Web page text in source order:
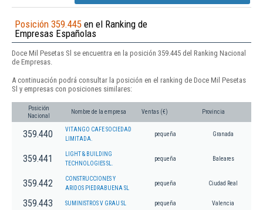
Posición 359.445 en el Ranking de
Empresas Españolas
Doce Mil Pesetas Sl se encuentra en la posición 359.445 del Ranking Nacional
de Empresas.
A continuación podrá consultar la posición en el ranking de Doce Mil Pesetas
Sl y empresas con posiciones similares:
Posición
Nacional
Nombre de la empresa Ventas (€) Provincia
359.440
VITANGO CAFE SOCIEDAD
LIMITADA.
pequeña Granada
359.441
LIGHT & BUILDING
TECHNOLOGIES SL.
pequeña Baleares
359.442
CONSTRUCCIONES Y
ARIDOS PIEDRABUENA SL
pequeña Ciudad Real
359.443 SUMINISTROS V GRAU SL pequeña Valencia